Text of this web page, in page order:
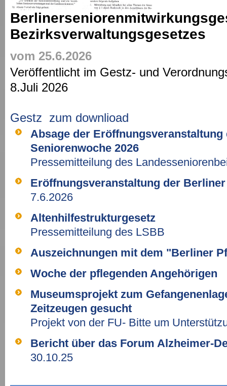
Bezirksverwaltungsgesetzes
vom 25.6.2026
Veröffentlicht im Gestz- und
8.Juli 2026
Gestz zum downlioad
Absage der
Seniorenwoche 2026
Pressemitteilung des
Eröffnungsveranstaltung der
7.6.2026
Altenhilfestrukturgesetz
Pressemitteilung des LSBB
Auszeichnungen mit dem "Berliner
Woche der pflegenden Angehörigen
Museumsprojekt zum
Zeitzeugen gesucht
Projekt von der FU- Bitte um
Bericht über das Forum Alzheimer-
30.10.25